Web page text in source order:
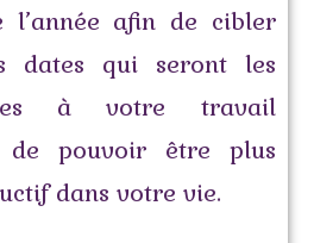
l’année afin de cibler
dates qui seront les
à votre travail
de pouvoir être plus
dans votre vie.